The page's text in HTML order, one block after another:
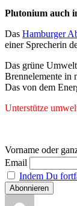
Plutonium auch
Das Hamburger
einer Sprecherin
Das grüne
Brennelemente in
Das von dem
Unterstütze
Vorname oder
Email
Indem Du